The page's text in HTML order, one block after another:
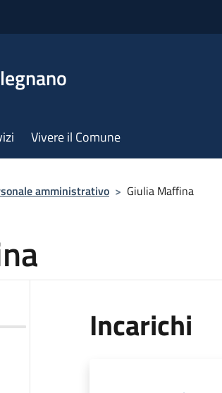
Vivere il Comune
amministrativo > Giulia Maffina
Incarichi